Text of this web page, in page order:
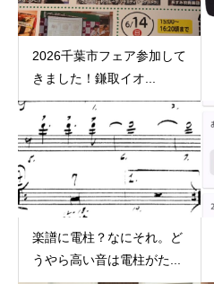
2026千葉市フェア参加して
きました！鎌取イオ...
楽譜に電柱？なにそれ。ど
うやら高い音は電柱がた...